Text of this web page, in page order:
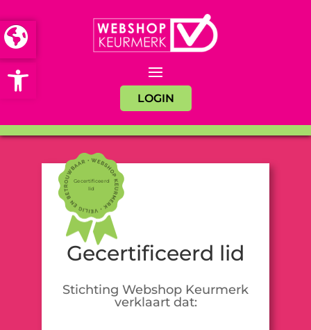
Open toolbar
LOGIN
Gecertificeerd
lid
Gecertificeerd lid
Stichting Webshop Keurmerk
verklaart dat: